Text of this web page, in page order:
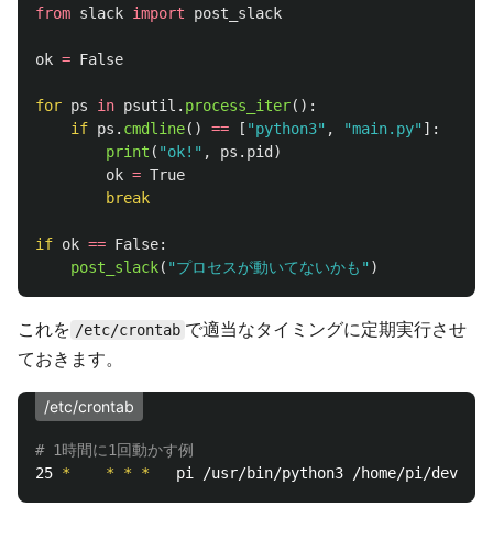
from slack import post_slack
ok = False
for ps in psutil . process_iter():
if ps . cmdline() == [ "python3" , "main.py" ]:
print ( "ok! " , ps . pid )
ok = True
break
if ok == False:
post_slack( "プロセスが動いてないかも " )
これを /etc/crontab で適当なタイミングに定期実行させ
ておきます。
/etc/crontab
# 1時間に1回動かす例
25 * * * *